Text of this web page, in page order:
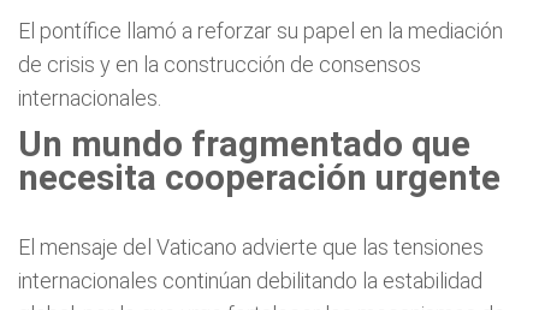
El pontífice llamó a reforzar su papel en la mediación
de crisis y en la construcción de consensos
internacionales.
Un mundo fragmentado que
necesita cooperación urgente
El mensaje del Vaticano advierte que las tensiones
internacionales continúan debilitando la estabilidad